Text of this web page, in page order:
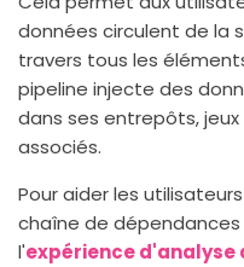
données circulent de la
travers tous les
pipeline injecte des
dans ses entrepôts,
associés.
Pour aider les
chaîne de
l'expérience d'analyse